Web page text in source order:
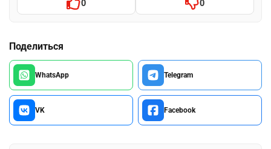
0 0
Поделиться
WhatsApp Telegram
VK Facebook